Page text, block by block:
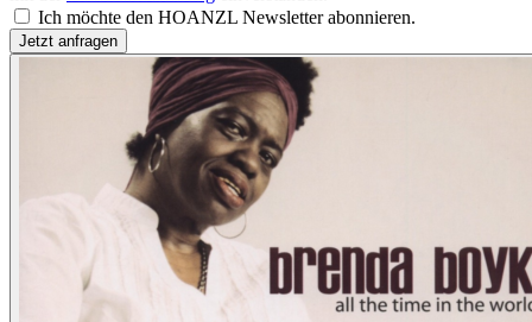
Ich möchte den HOANZL Newsletter abonnieren.